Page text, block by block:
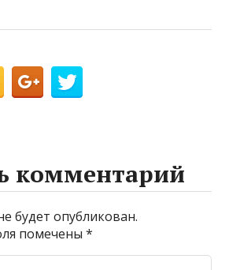
комментарий
будет опубликован.
помечены*